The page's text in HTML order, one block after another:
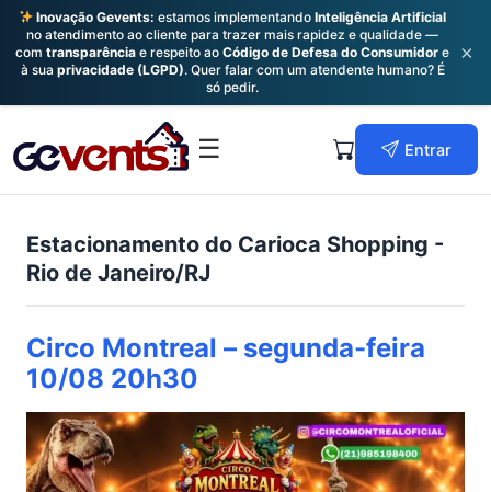
Inovação Gevents: estamos implementandoInteligência Artificial
no atendimento ao cliente para trazer mais rapidez e qualidade —
com transparência e respeito ao Código de Defesa do Consumidor e
à sua privacidade (LGPD). Quer falar com um atendente humano? É
só pedir.
×
content
Primary
☰ Entrar
Estacionamento do Carioca Shopping -
Rio de Janeiro/RJ
Circo Montreal – segunda-feira
10/08 20h30